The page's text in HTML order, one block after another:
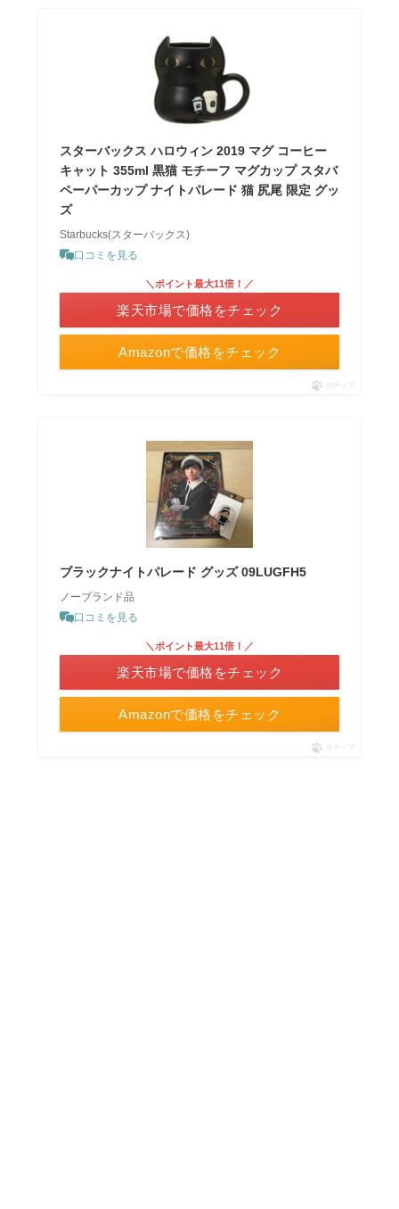
スターバックス ハロウィン 2019 マグ コーヒー
キャット 355ml 黒猫 モチーフ マグカップ スタバ
ペーパーカップ ナイトパレード 猫 尻尾 限定 グッ
ズ
Starbucks(スターバックス)
口コミを見る
Amazonで価格をチェック
＼ポイント最大11倍！／
楽天市場で価格をチェック
ポチップ
ブラックナイトパレード グッズ 09LUGFH5
ノーブランド品
口コミを見る
Amazonで価格をチェック
＼ポイント最大11倍！／
楽天市場で価格をチェック
ポチップ